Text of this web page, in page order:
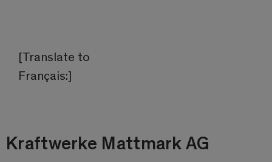
[Translate to
Français:]
Kraftwerke Mattmark AG